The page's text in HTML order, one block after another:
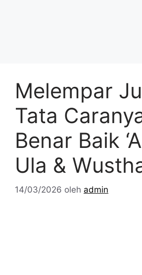
Melempar
Tata
Benar Baik
Ula &
14/03/2026 oleh admin